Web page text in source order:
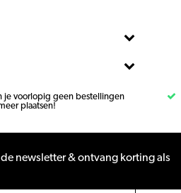
je voorlopig geen bestellingen
plaatsen!
newsletter & ontvang korting als